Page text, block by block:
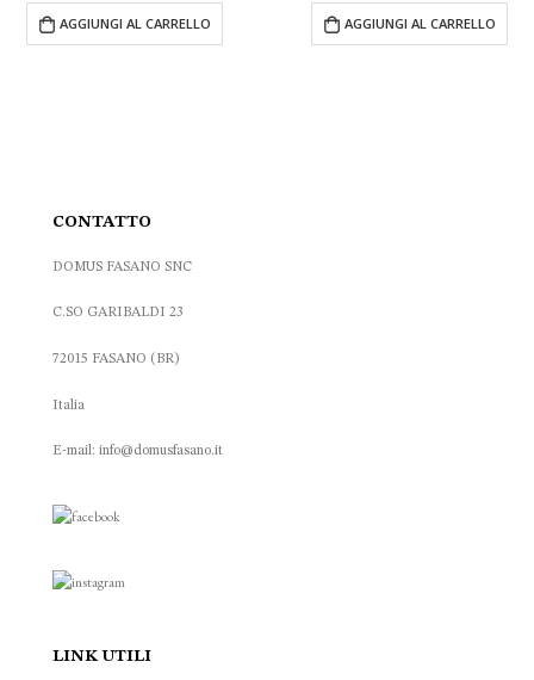
€.
originale
era:
70.00 €. 45.00 €.
AGGIUNGI AL CARRELLO era:
59.00
LEGGI TUTTO
CONTATTO
DOMUS FASANO SNC
C.SO GARIBALDI 23
72015 FASANO (BR)
Italia
E-mail: info@domusfasano.it
LINK UTILI